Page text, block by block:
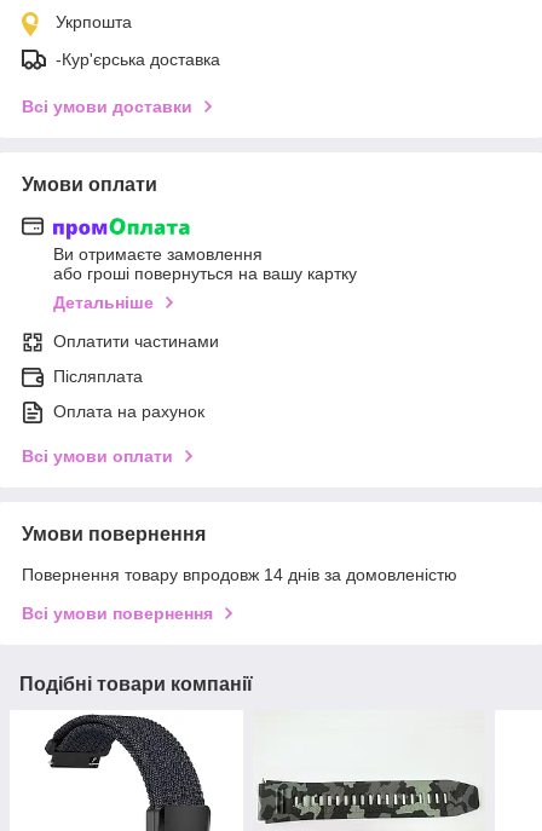
Укрпошта
-Кур'єрська доставка
Всі умови доставки
Умови оплати
Ви отримаєте замовлення
або гроші повернуться на вашу картку
Детальніше
Оплатити частинами
Післяплата
Оплата на рахунок
Всі умови оплати
Умови повернення
Повернення товару впродовж 14 днів за домовленістю
Всі умови повернення
Подібні товари компанії